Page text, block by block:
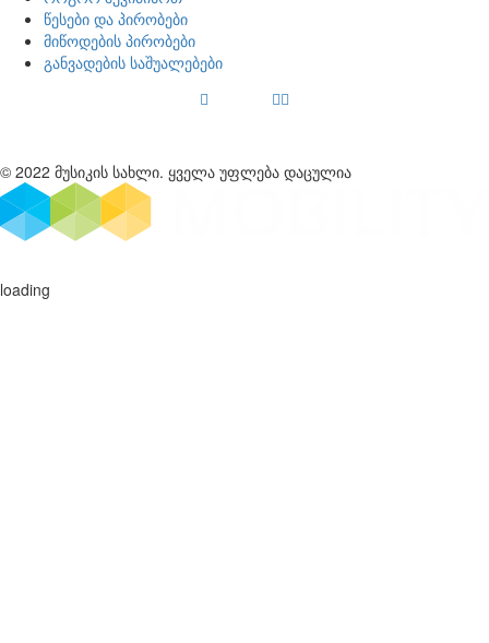
წესები და პირობები
მიწოდების პირობები
განვადების საშუალებები
© 2022 მუსიკის სახლი. ყველა უფლება დაცულია
loading